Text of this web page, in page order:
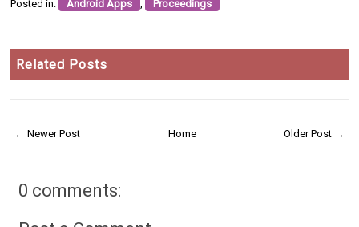
Posted in: Android Apps , Proceedings
Related Posts
← Newer Post Older Post →
Home
0 comments: